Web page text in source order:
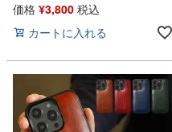
価格 ¥3,800 税込
カートに入れる